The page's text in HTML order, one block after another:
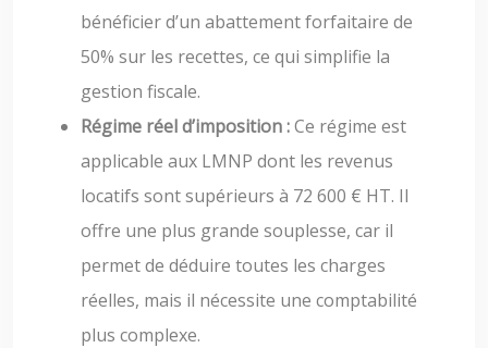
bénéficier d’un abattement forfaitaire de
50% sur les recettes, ce qui simplifie la
gestion fiscale.
Régime réel d’imposition :Ce régime est
applicable aux LMNP dont les revenus
locatifs sont supérieurs à 72 600 € HT. Il
offre une plus grande souplesse, car il
permet de déduire toutes les charges
réelles, mais il nécessite une comptabilité
plus complexe.